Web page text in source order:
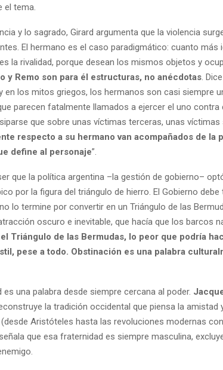
el tema.
y lo sagrado, Girard argumenta que la violencia
El hermano es el caso paradigmático: cuanto más
la rivalidad, porque desean los mismos objetos y
y Remo son para él estructuras, no anécdotas .
en los mitos griegos, los hermanos son casi siempre
parecen fatalmente llamados a ejercer el uno
que sobre unas víctimas terceras, unas víctimas
respecto a su hermano van acompañados de la
define al personaje”.
que la política argentina –la gestión de gobierno–
por la figura del triángulo de hierro. El Gobierno
lo termine por convertir en un Triángulo de las
oscuro e inevitable, que hacía que los barcos
Triángulo de las Bermudas, lo peor que podría
pese a todo. Obstinación es una palabra
es una palabra desde siempre cercana al poder.
la tradición occidental que piensa la amistad
Aristóteles hasta las revoluciones modernas
que esa fraternidad es siempre masculina,